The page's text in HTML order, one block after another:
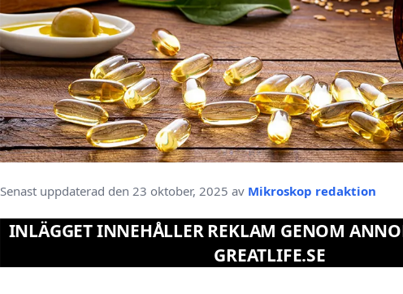
Senast uppdaterad den 23 oktober, 2025 av Mikroskop redaktion
INLÄGGET INNEHÅLLER REKLAM GENOM
GREATLIFE.SE